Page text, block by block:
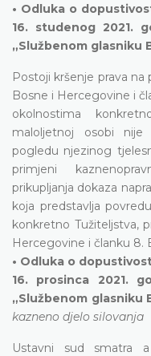
• Odluka o
16. studenog 2021.
„Službenom glasniku
Postoji kršenje prava
Bosne i Hercegovine i
okolnostima
maloljetnoj osobi nije
pogledu njezinog
primjeni
prikupljanja dokaza
koja predstavlja
konkretno Tužiteljstva,
Hercegovine i članku 8.
• Odluka o
16. prosinca 2021.
„Službenom glasniku
kazneno djelo silovanja
Ustavni sud smatra